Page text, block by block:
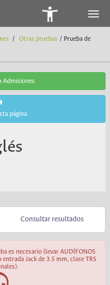
/ Otras pruebas / Prueba de
Admisiones
página
Consultar resultados
es necesario llevar AUDÍFONOS
Jack de 3.5 mm, clase TRS